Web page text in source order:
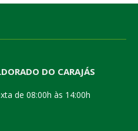
DO CARAJÁS
de 08:00h às 14:00h